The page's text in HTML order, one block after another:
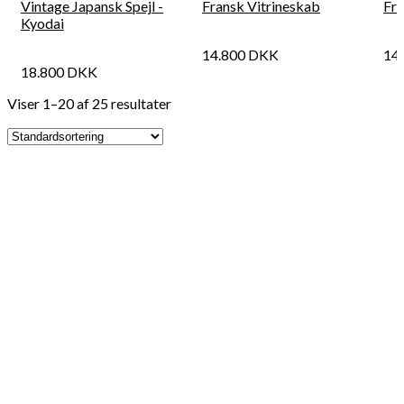
Vintage Japansk Spejl -
Kyodai
18.800DKK
Fransk Vitrineskab
14.800DKK
Viser 1–20 af 25 resultater